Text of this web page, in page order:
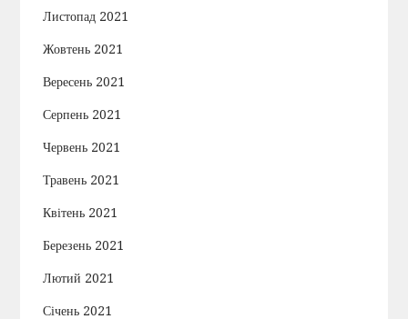
Листопад 2021
Жовтень 2021
Вересень 2021
Серпень 2021
Червень 2021
Травень 2021
Квітень 2021
Березень 2021
Лютий 2021
Січень 2021